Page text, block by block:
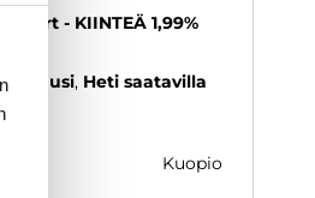
- KIINTEÄ 1,99%
Uusi Heti saatavilla
kuopio